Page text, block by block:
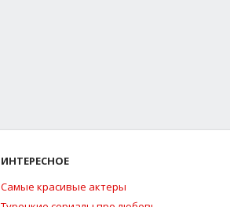
ИНТЕРЕСНОЕ
Самые красивые актеры